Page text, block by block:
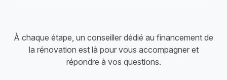
À chaque étape, un conseiller dédié au financement de
la rénovation est là pour vous accompagner et
répondre à vos questions.